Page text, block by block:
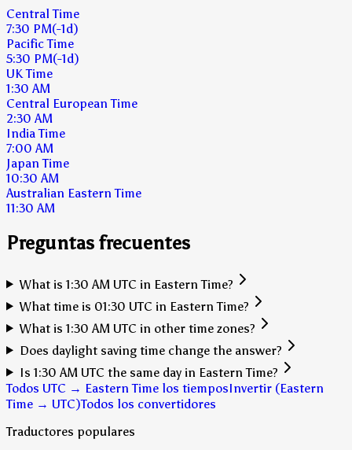
Central Time
7:30 PM(-1d)
Pacific Time
5:30 PM(-1d)
UK Time
1:30 AM
Central European Time
2:30 AM
India Time
7:00 AM
Japan Time
10:30 AM
Australian Eastern Time
11:30 AM
Preguntas frecuentes
What is 1:30 AM UTC in Eastern Time?
What time is 01:30 UTC in Eastern Time?
What is 1:30 AM UTC in other time zones?
Does daylight saving time change the answer?
Is 1:30 AM UTC the same day in Eastern Time?
Todos UTC → Eastern Time los tiemposInvertir (Eastern
Time → UTC)Todos los convertidores
Traductores populares